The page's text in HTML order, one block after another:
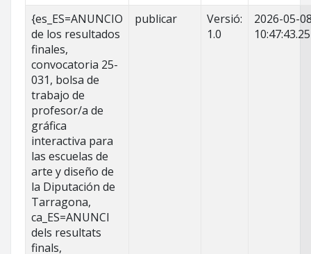
{es_ES=ANUNCIO
de los resultados
finales,
convocatoria 25-
031, bolsa de
trabajo de
profesor/a de
gráfica
interactiva para
las escuelas de
arte y diseño de
la Diputación de
Tarragona,
ca_ES=ANUNCI
dels resultats
finals,
publicar
Versió:
1.0
2026-05-